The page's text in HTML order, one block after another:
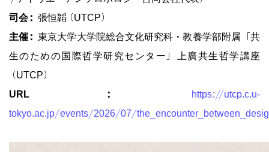
司会： 張恒韜（UTCP）
主催：東京大学大学院総合文化研究科・教養学部附属「共
生のための国際哲学研究センター」上廣共生哲学講座
（UTCP）
URL： https://utcp.c.u-
tokyo.ac.jp/events/2026/07/